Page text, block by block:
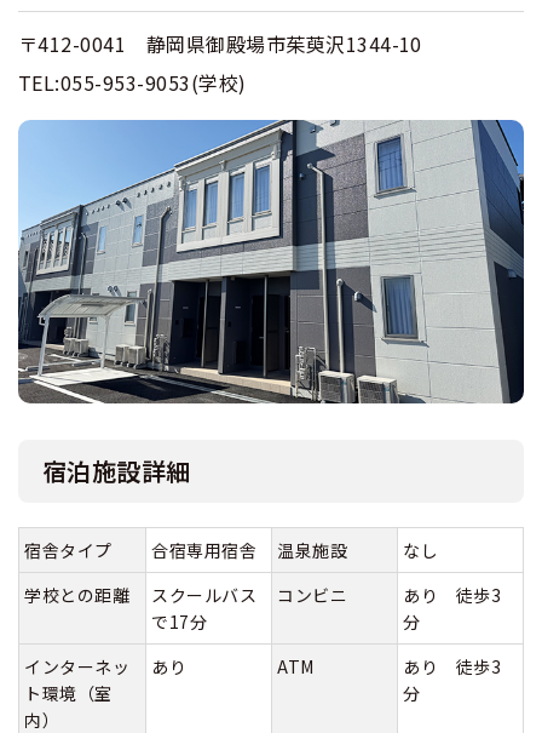
〒412-0041 静岡県御殿場市茱萸沢1344-10
TEL:055-953-9053(学校)
宿泊施設詳細
宿舎タイプ 合宿専用宿舎 温泉施設
なし
学校との距離
スクールバス
で17分
コンビニ
あり 徒歩3
分
インターネッ
ト環境（室
内）
あり ATM
あり 徒歩3
分